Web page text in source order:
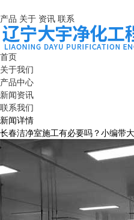
产品 关于 资讯 联系
首页
关于我们
产品中心
新闻资讯
联系我们
新闻详情
长春洁净室施工有必要吗？小编带